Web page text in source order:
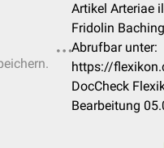
Artikel Arteriae
Fridolin
Abrufbar unter:
https://
DocCheck
Bearbeitung